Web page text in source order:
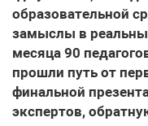
образовательной
замыслы в
месяца 90
прошли путь от
финальной
экспертов,